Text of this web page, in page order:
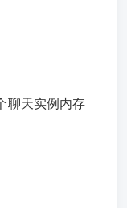
聊天实例内存